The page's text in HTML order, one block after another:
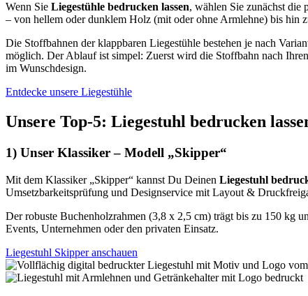
Wenn Sie Liegestühle bedrucken lassen, wählen Sie zunächst die
– von hellem oder dunklem Holz (mit oder ohne Armlehne) bis hin
Die Stoffbahnen der klappbaren Liegestühle bestehen je nach
möglich. Der Ablauf ist simpel: Zuerst wird die Stoffbahn nach
im Wunschdesign.
Entdecke unsere Liegestühle
Unsere Top-5: Liegestuhl bedrucken
1) Unser Klassiker – Modell „Skipper“
Mit dem Klassiker „Skipper“ kannst Du Deinen Liegestuhl
Umsetzbarkeitsprüfung und Designservice mit Layout &
Der robuste Buchenholzrahmen (3,8 x 2,5 cm) trägt bis zu 150 kg
Events, Unternehmen oder den privaten Einsatz.
Liegestuhl Skipper anschauen